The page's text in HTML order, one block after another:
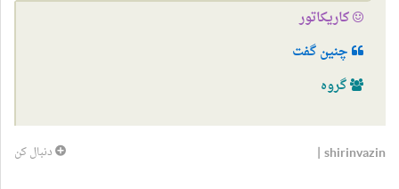
کاریکاتور
چنین گفت
گروه
دنبال کن shirinvazin
|